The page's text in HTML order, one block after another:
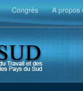
Congrès A propos